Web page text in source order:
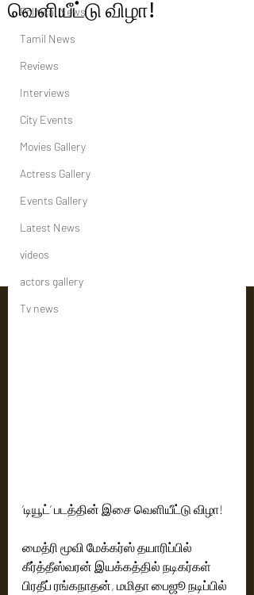
Political News
Tamil News
Reviews
Interviews
City Events
Movies Gallery
Actress Gallery
Events Gallery
Latest News
videos
actors gallery
Tv news
வெளியீட்டு விழா!
’டியூட்’ படத்தின் இசை வெளியீட்டு விழா!
மைத்ரி மூவி மேக்கர்ஸ் தயாரிப்பில்
கீர்த்தீஸ்வரன் இயக்கத்தில் நடிகர்கள்
பிரதீப் ரங்கநாதன், மமிதா பைஜூ நடிப்பில்